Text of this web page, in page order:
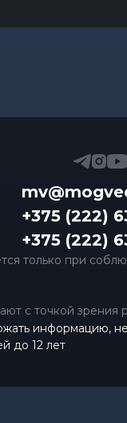
+375 (222)
+375 (222)
только при
с точкой зрения
информацию, не
до 12 лет